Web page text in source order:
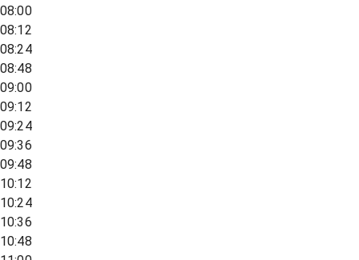
08:00
08:12
08:24
08:48
09:00
09:12
09:24
09:36
09:48
10:12
10:24
10:36
10:48